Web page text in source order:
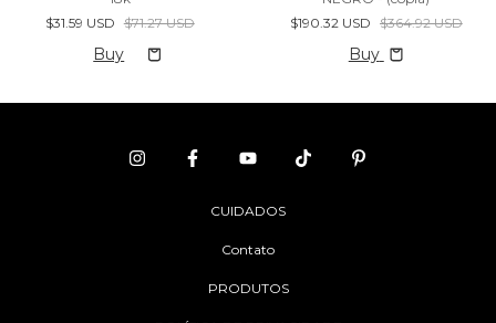
$31.59 USD $71.27 USD
$190.32 USD $364.92 USD
Buy
CUIDADOS
Contato
PRODUTOS